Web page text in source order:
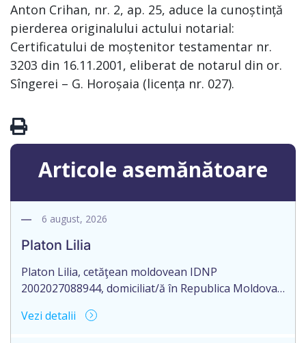
Anton Crihan, nr. 2, ap. 25, aduce la cunoștință
pierderea originalului actului notarial:
Certificatului de moștenitor testamentar nr.
3203 din 16.11.2001, eliberat de notarul din or.
Sîngerei – G. Horoșaia (licența nr. 027).
Articole asemănătoare
6 august, 2026
Platon Lilia
Platon Lilia, cetăţean moldovean IDNP
2002027088944, domiciliat/ă în Republica Moldova,
ap. 1, identificat/ă prin buletinul de identitate
Vezi detalii